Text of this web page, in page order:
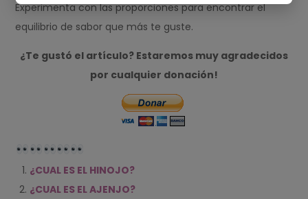
Experimenta con las proporciones para encontrar el
equilibrio de sabor que más te guste.
¿Te gustó el artículo? Estaremos muy agradecidos
por cualquier donación!
¿CUAL ES EL HINOJO?
¿CUAL ES EL AJENJO?